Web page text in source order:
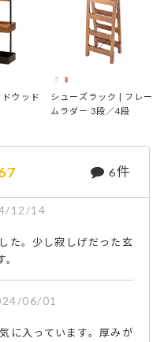
ウッド
シューズラック | フレー
ムラダー 3段／4段
6件
12/14
た。少し寂しげだった玄
06/01
に入っています。厚みが